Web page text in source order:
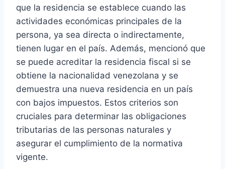
que la residencia se establece cuando las
actividades económicas principales de la
persona, ya sea directa o indirectamente,
tienen lugar en el país. Además, mencionó que
se puede acreditar la residencia fiscal si se
obtiene la nacionalidad venezolana y se
demuestra una nueva residencia en un país
con bajos impuestos. Estos criterios son
cruciales para determinar las obligaciones
tributarias de las personas naturales y
asegurar el cumplimiento de la normativa
vigente.